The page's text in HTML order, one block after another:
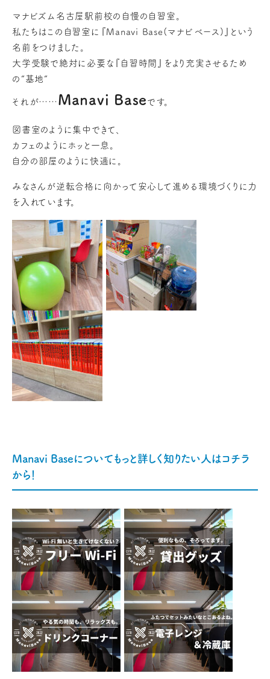
マナビズム名古屋駅前校の自慢の自習室。
私たちはこの自習室に『Manavi Base(マナビベース)』という
名前をつけました。
大学受験で絶対に必要な『自習時間』をより充実させるため
の”基地”
それが…… Manavi Base です。
図書室のように集中できて、
カフェのようにホッと一息。
自分の部屋のように快適に。
みなさんが逆転合格に向かって安心して進める環境づくりに力
を入れています。
Manavi Baseについてもっと詳しく知りたい人はコチラ
から！